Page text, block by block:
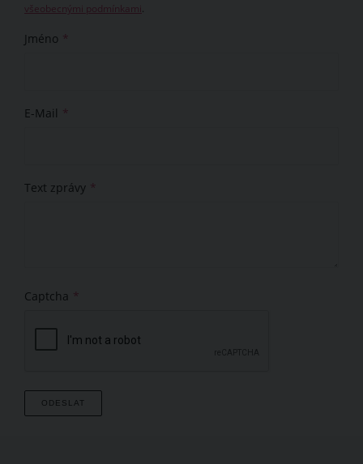
všeobecnými podmínkami.
Jméno
E-Mail
Text zprávy
Captcha